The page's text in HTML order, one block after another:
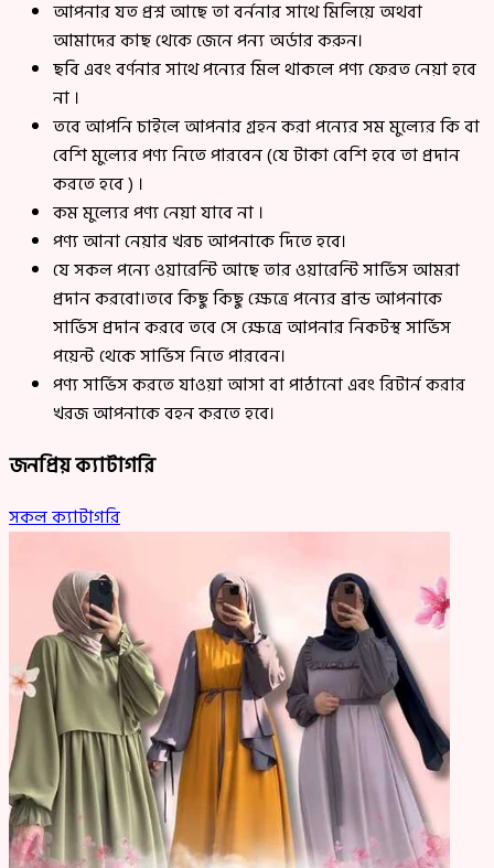
আপনার যত প্রশ্ন আছে তা বর্ননার সাথে মিলিয়ে অথবা
আমাদের কাছ থেকে জেনে পন্য অর্ডার করুন।
ছবি এবং বর্ণনার সাথে পন্যের মিল থাকলে পণ্য ফেরত নেয়া হবে
না ।
তবে আপনি চাইলে আপনার গ্রহন করা পন্যের সম মুল্যের কি বা
বেশি মুল্যের পণ্য নিতে পারবেন (যে টাকা বেশি হবে তা প্রদান
করতে হবে ) ।
কম মুল্যের পণ্য নেয়া যাবে না ।
পণ্য আনা নেয়ার খরচ আপনাকে দিতে হবে।
যে সকল পন্যে ওয়ারেন্টি আছে তার ওয়ারেন্টি সার্ভিস আমরা
প্রদান করবো।তবে কিছু কিছু ক্ষেত্রে পন্যের ব্রান্ড আপনাকে
সার্ভিস প্রদান করবে তবে সে ক্ষেত্রে আপনার নিকটস্থ সার্ভিস
পয়েন্ট থেকে সার্ভিস নিতে পারবেন।
পণ্য সার্ভিস করতে যাওয়া আসা বা পাঠানো এবং রিটার্ন করার
খরজ আপনাকে বহন করতে হবে।
জনপ্রিয় ক্যাটাগরি
সকল ক্যাটাগরি